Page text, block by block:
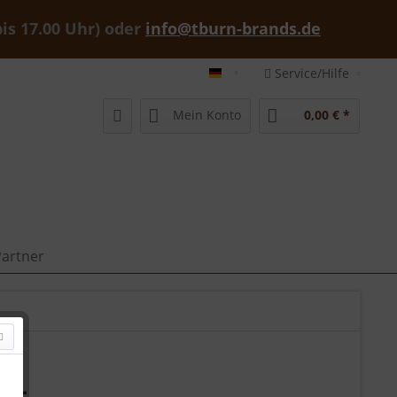
17.00 Uhr) oder info@tburn-brands.de
tburn-brands-shop deutsch
Service/Hilfe
Mein Konto 0,00 € *